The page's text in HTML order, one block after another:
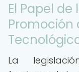
El Papel
Promoción
La